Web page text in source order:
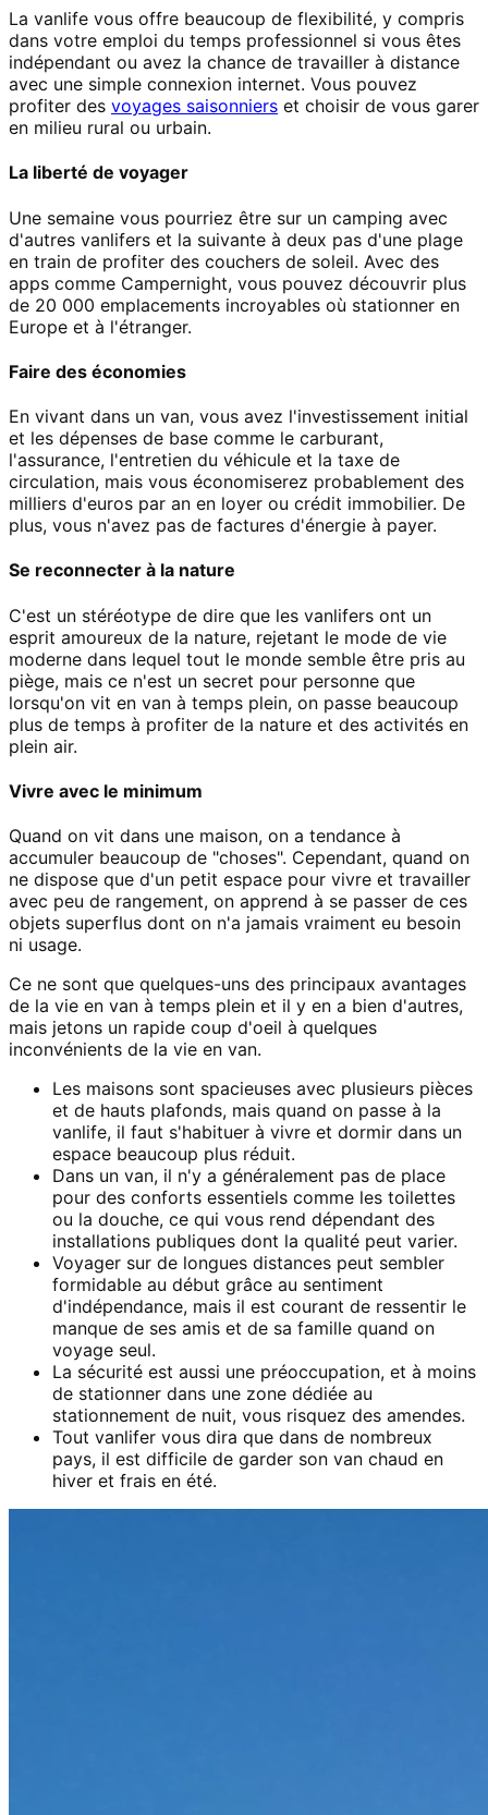
La vanlife vous offre beaucoup de flexibilité, y compris
dans votre emploi du temps professionnel si vous êtes
indépendant ou avez la chance de travailler à distance
avec une simple connexion internet. Vous pouvez
profiter des voyages saisonniers et choisir de vous garer
en milieu rural ou urbain.
La liberté de voyager
Une semaine vous pourriez être sur un camping avec
d'autres vanlifers et la suivante à deux pas d'une plage
en train de profiter des couchers de soleil. Avec des
apps comme Campernight, vous pouvez découvrir plus
de 20 000 emplacements incroyables où stationner en
Europe et à l'étranger.
Faire des économies
En vivant dans un van, vous avez l'investissement initial
et les dépenses de base comme le carburant,
l'assurance, l'entretien du véhicule et la taxe de
circulation, mais vous économiserez probablement des
milliers d'euros par an en loyer ou crédit immobilier. De
plus, vous n'avez pas de factures d'énergie à payer.
Se reconnecter à la nature
C'est un stéréotype de dire que les vanlifers ont un
esprit amoureux de la nature, rejetant le mode de vie
moderne dans lequel tout le monde semble être pris au
piège, mais ce n'est un secret pour personne que
lorsqu'on vit en van à temps plein, on passe beaucoup
plus de temps à profiter de la nature et des activités en
plein air.
Vivre avec le minimum
Quand on vit dans une maison, on a tendance à
accumuler beaucoup de "choses". Cependant, quand on
ne dispose que d'un petit espace pour vivre et travailler
avec peu de rangement, on apprend à se passer de ces
objets superflus dont on n'a jamais vraiment eu besoin
ni usage.
Ce ne sont que quelques-uns des principaux avantages
de la vie en van à temps plein et il y en a bien d'autres,
mais jetons un rapide coup d'oeil à quelques
inconvénients de la vie en van.
Les maisons sont spacieuses avec plusieurs pièces
et de hauts plafonds, mais quand on passe à la
vanlife, il faut s'habituer à vivre et dormir dans un
espace beaucoup plus réduit.
Dans un van, il n'y a généralement pas de place
pour des conforts essentiels comme les toilettes
ou la douche, ce qui vous rend dépendant des
installations publiques dont la qualité peut varier.
Voyager sur de longues distances peut sembler
formidable au début grâce au sentiment
d'indépendance, mais il est courant de ressentir le
manque de ses amis et de sa famille quand on
voyage seul.
La sécurité est aussi une préoccupation, et à moins
de stationner dans une zone dédiée au
stationnement de nuit, vous risquez des amendes.
Tout vanlifer vous dira que dans de nombreux
pays, il est difficile de garder son van chaud en
hiver et frais en été.